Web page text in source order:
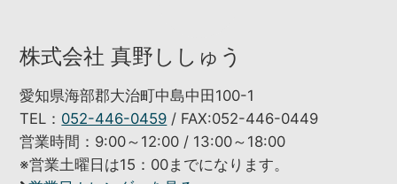
株式会社 真野ししゅう
愛知県海部郡大治町中島中田100-1
TEL： 052-446-0459 / FAX:052-446-0449
営業時間：9:00～12:00 / 13:00～18:00
※営業土曜日は15：00までになります。